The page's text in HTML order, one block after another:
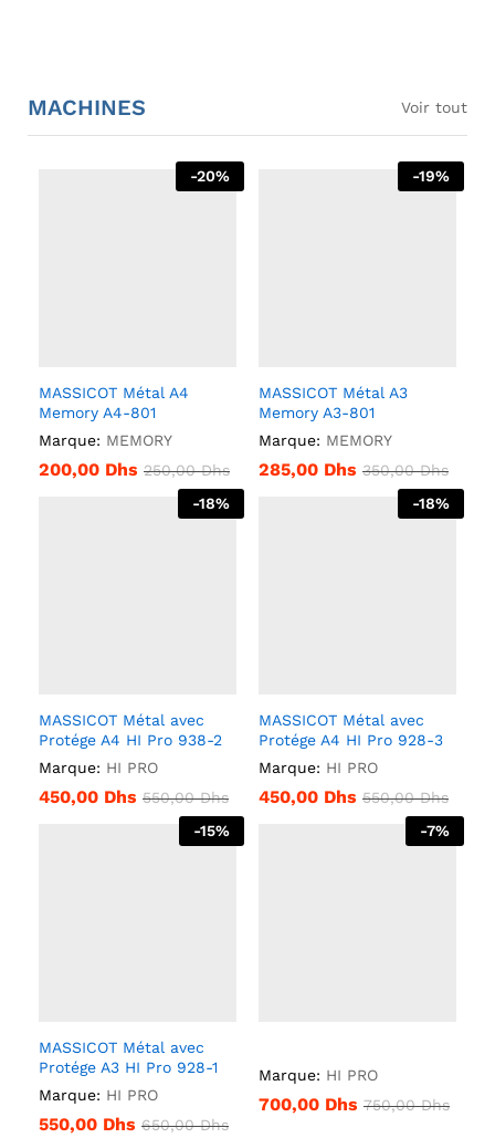
MACHINES Voir tout
-20%
MASSICOT Métal A4
Memory A4-801
Marque: MEMORY
200,00 Dhs 250,00Dhs
-19%
MASSICOT Métal A3
Memory A3-801
Marque: MEMORY
285,00 Dhs 350,00Dhs
-18%
MASSICOT Métal avec
Protége A4 HI Pro 938-2
Marque: HI PRO
450,00 Dhs 550,00Dhs
-18%
MASSICOT Métal avec
Protége A4 HI Pro 928-3
Marque: HI PRO
450,00 Dhs 550,00Dhs
-15%
MASSICOT Métal avec
Protége A3 HI Pro 928-1
Marque: HI PRO
550,00 Dhs 650,00Dhs
-7%
Marque: HI PRO
700,00 Dhs 750,00Dhs